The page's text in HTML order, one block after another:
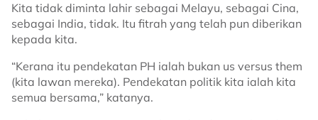
Kita tidak diminta lahir sebagai Melayu, sebagai Cina,
sebagai India, tidak. Itu fitrah yang telah pun diberikan
kepada kita.
“Kerana itu pendekatan PH ialah bukan us versus them
(kita lawan mereka). Pendekatan politik kita ialah kita
semua bersama,” katanya.